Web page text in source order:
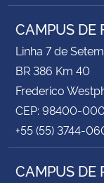
CAMPUS DE
Linha 7 de
BR 386 Km 40
Frederico
CEP: 98400-000
+55 (55) 3744-
CAMPUS DE